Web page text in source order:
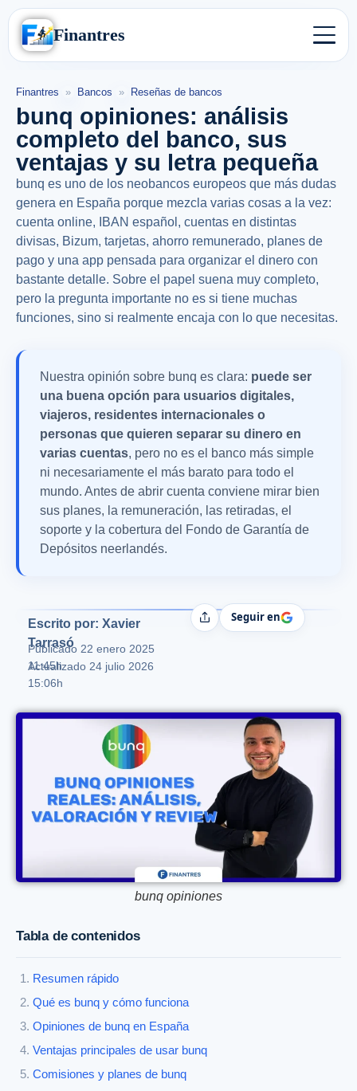
Finantres
Finantres » Bancos » Reseñas de bancos
bunq opiniones: análisis
completo del banco, sus
ventajas y su letra pequeña
bunq es uno de los neobancos europeos que más dudas
genera en España porque mezcla varias cosas a la vez:
cuenta online, IBAN español, cuentas en distintas
divisas, Bizum, tarjetas, ahorro remunerado, planes de
pago y una app pensada para organizar el dinero con
bastante detalle. Sobre el papel suena muy completo,
pero la pregunta importante no es si tiene muchas
funciones, sino si realmente encaja con lo que necesitas.
Nuestra opinión sobre bunq es clara: puede ser
una buena opción para usuarios digitales,
viajeros, residentes internacionales o
personas que quieren separar su dinero en
varias cuentas, pero no es el banco más simple
ni necesariamente el más barato para todo el
mundo. Antes de abrir cuenta conviene mirar bien
sus planes, la remuneración, las retiradas, el
soporte y la cobertura del Fondo de Garantía de
Depósitos neerlandés.
Escrito por: Xavier
Tarrasó
Publicado 22 enero 2025
11:45h
Actualizado 24 julio 2026
15:06h
CompartirSeguir en
bunq opiniones
Tabla de contenidos
Resumen rápido
Qué es bunq y cómo funciona
Opiniones de bunq en España
Ventajas principales de usar bunq
Comisiones y planes de bunq